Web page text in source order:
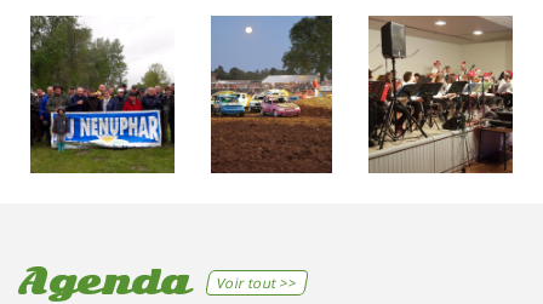
Agenda Voir tout >>